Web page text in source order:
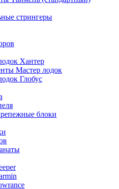
стрингеры
Хантер
Мастер лодок
Глобус
блоки